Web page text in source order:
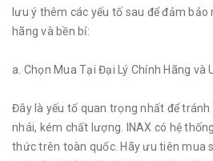
lưu ý thêm các yếu tố sau để đảm
hãng và bền bỉ:
a. Chọn Mua Tại Đại Lý Chính Hãng và
Đây là yếu tố quan trọng nhất để
nhái, kém chất lượng. INAX có hệ
thức trên toàn quốc. Hãy ưu tiên mua